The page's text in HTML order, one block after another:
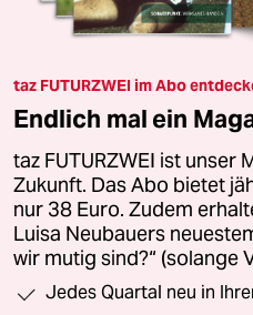
taz FUTURZWEI im Abo
Endlich mal ein
taz FUTURZWEI ist unser
Zukunft. Das Abo bietet
nur 38 Euro. Zudem
Luisa Neubauers
wir mutig sind?“ (solange
Jedes Quartal neu in